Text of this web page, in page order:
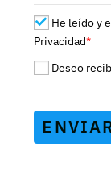
He leído y
Privacidad*
Deseo